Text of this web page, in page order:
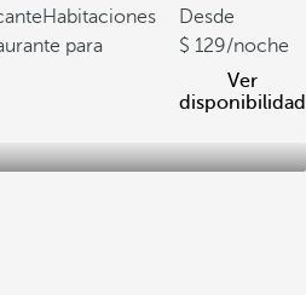
Habitaciones
para
Desde
129/noche
Ver
disponibilidad